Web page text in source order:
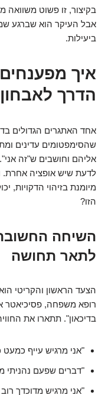
בקיצור, זו פשוט משוואה
אבל העיקר הוא שברגע
ביעילות.
איך
הדרך
אחד האתגרים הגדולים
שהסימפטומים עדינים
אליהם וחושבים ש"זה
לדעת שיש אופציה אחרת.
מיומנת בזיהוי הדקויות,
הזו?
השיחה
לתאר תחושה
הצעד הראשון והקריטי
רופא משפחה, פסיכיאטר
בדיכאון". תתארו את
"אני מרגיש עייף
"דברים שפעם נהניתי
"אני מרגיש מדוכדך